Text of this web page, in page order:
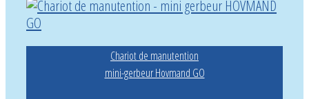
Chariot de manutention
mini-gerbeur Hovmand GO